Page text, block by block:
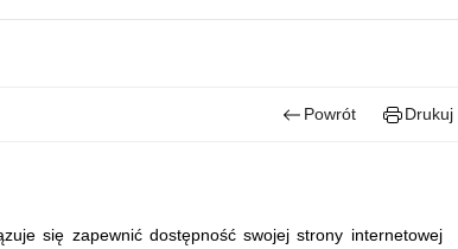
Powrót Drukuj
się zapewnić dostępność swojejstrony internetowej